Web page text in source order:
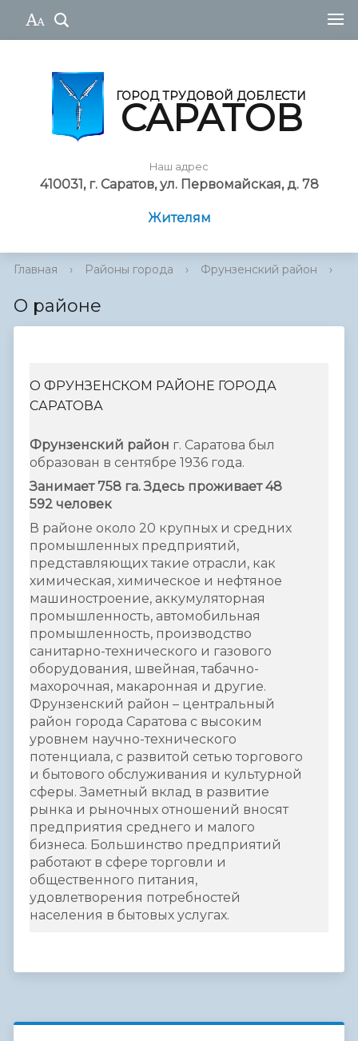
ГОРОД ТРУДОВОЙ ДОБЛЕСТИ
САРАТОВ
Наш адрес
410031, г. Саратов, ул. Первомайская, д. 78
Жителям
Главная › Районы города › Фрунзенский район ›
О районе
О ФРУНЗЕНСКОМ РАЙОНЕ ГОРОДА
САРАТОВА
Фрунзенский район г. Саратова был
образован в сентябре 1936 года.
Занимает 758 га. Здесь проживает 48
592 человек
В районе около 20 крупных и средних
промышленных предприятий,
представляющих такие отрасли, как
химическая, химическое и нефтяное
машиностроение, аккумуляторная
промышленность, автомобильная
промышленность, производство
санитарно-технического и газового
оборудования, швейная, табачно-
махорочная, макаронная и другие.
Фрунзенский район – центральный
район города Саратова с высоким
уровнем научно-технического
потенциала, с развитой сетью торгового
и бытового обслуживания и культурной
сферы. Заметный вклад в развитие
рынка и рыночных отношений вносят
предприятия среднего и малого
бизнеса. Большинство предприятий
работают в сфере торговли и
общественного питания,
удовлетворения потребностей
населения в бытовых услугах.